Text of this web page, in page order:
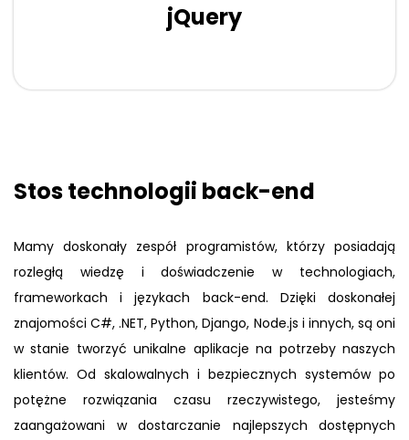
jQuery
Stos technologii back-end
Mamy doskonały zespół programistów, którzy posiadają
rozległą wiedzę i doświadczenie w technologiach,
frameworkach i językach back-end. Dzięki doskonałej
znajomości C#, .NET, Python, Django, Node.js i innych, są oni
w stanie tworzyć unikalne aplikacje na potrzeby naszych
klientów. Od skalowalnych i bezpiecznych systemów po
potężne rozwiązania czasu rzeczywistego, jesteśmy
zaangażowani w dostarczanie najlepszych dostępnych